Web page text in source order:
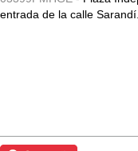
entrada de la calle Sarandí.